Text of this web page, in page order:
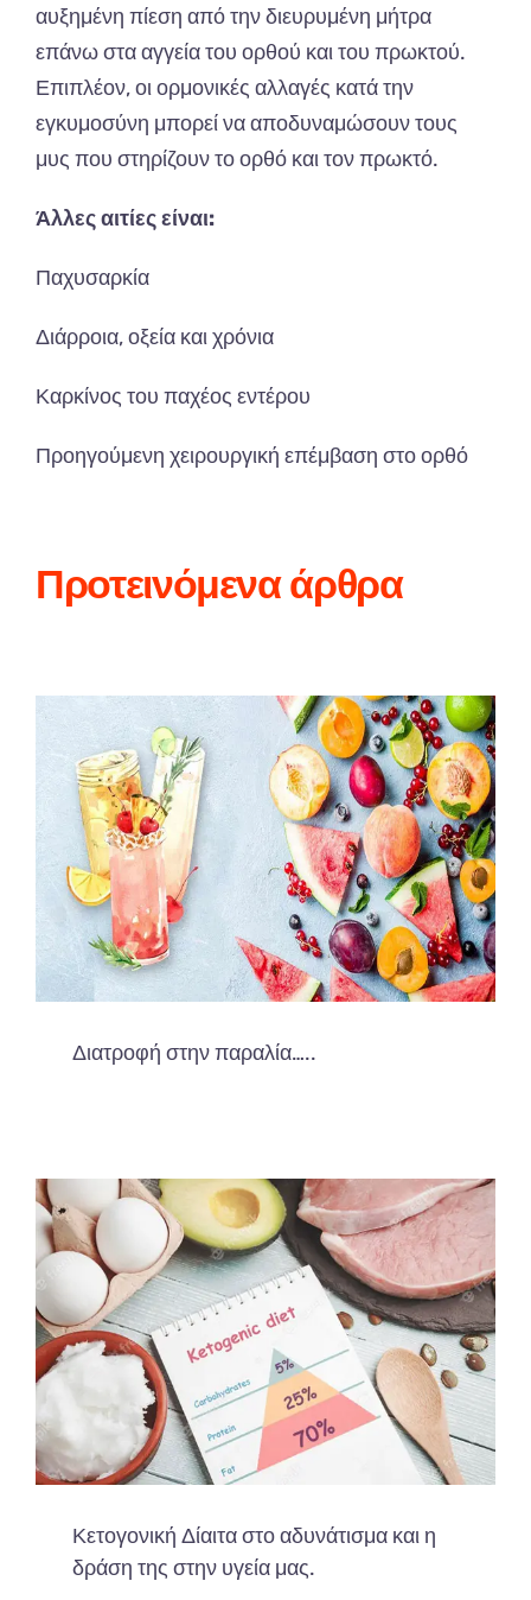
αυξημένη πίεση από την διευρυμένη μήτρα
επάνω στα αγγεία του ορθού και του πρωκτού.
Επιπλέον, οι ορμονικές αλλαγές κατά την
εγκυμοσύνη μπορεί να αποδυναμώσουν τους
μυς που στηρίζουν το ορθό και τον πρωκτό.
Άλλες αιτίες είναι:
Παχυσαρκία
Διάρροια, οξεία και χρόνια
Καρκίνος του παχέος εντέρου
Προηγούμενη χειρουργική επέμβαση στο ορθό
Προτεινόμενα άρθρα
Διατροφή στην παραλία…..
Κετογονική Δίαιτα στο αδυνάτισμα και η
δράση της στην υγεία μας.